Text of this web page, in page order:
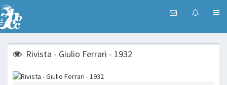
Rivista - Giulio Ferrari - 1932